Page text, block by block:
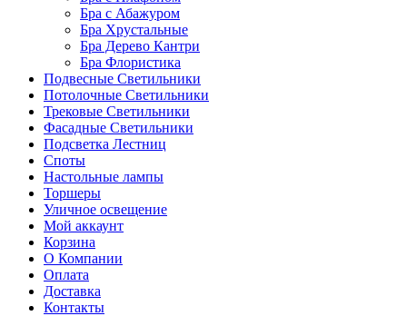
Бра с Абажуром
Бра Хрустальные
Бра Дерево Кантри
Бра Флористика
Подвесные Светильники
Потолочные Светильники
Трековые Светильники
Фасадные Светильники
Подсветка Лестниц
Споты
Настольные лампы
Торшеры
Уличное освещение
Мой аккаунт
Корзина
О Компании
Оплата
Доставка
Контакты